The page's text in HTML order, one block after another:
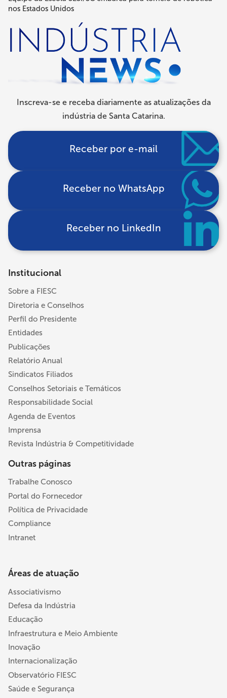
de
navegação
nos Estados Unidos
Inscreva-se e receba diariamente as atualizações da
indústria de Santa Catarina.
Receber por e-mail
Receber no WhatsApp
Receber no LinkedIn
Institucional
Sobre a FIESC
Diretoria e Conselhos
Perfil do Presidente
Entidades
Publicações
Relatório Anual
Sindicatos Filiados
Conselhos Setoriais e Temáticos
Responsabilidade Social
Agenda de Eventos
Imprensa
Revista Indústria & Competitividade
Outras páginas
Trabalhe Conosco
Portal do Fornecedor
Política de Privacidade
Compliance
Intranet
Áreas de atuação
Associativismo
Defesa da Indústria
Educação
Infraestrutura e Meio Ambiente
Inovação
Internacionalização
Observatório FIESC
Saúde e Segurança